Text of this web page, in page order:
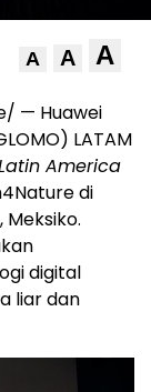
A A A
— Huawei
LATAM
America
di
digital
liar dan